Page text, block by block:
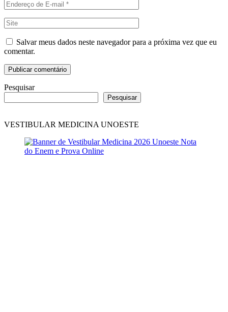
Salvar meus dados neste navegador para a próxima vez que eu
comentar.
Pesquisar
Pesquisar
VESTIBULAR MEDICINA UNOESTE